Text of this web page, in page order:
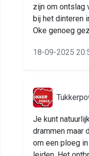
zijn om ontslag
bij het dinteren
Oke genoeg
18-09-2025
Je kunt
drammen maar
om een ploeg